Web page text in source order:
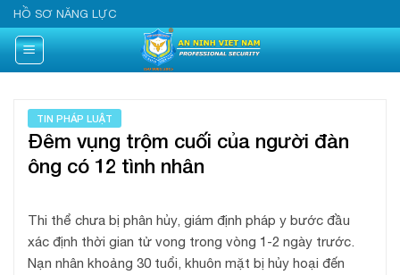
Skip
to
content
HỒ SƠ NĂNG LỰC
TIN PHÁP LUẬT
Đêm vụng trộm cuối của người đàn
ông có 12 tình nhân
Thi thể chưa bị phân hủy, giám định pháp y bước đầu
xác định thời gian tử vong trong vòng 1-2 ngày trước.
Nạn nhân khoảng 30 tuổi, khuôn mặt bị hủy hoại đến